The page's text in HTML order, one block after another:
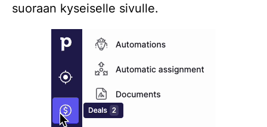
suoraan kyseiselle sivulle.